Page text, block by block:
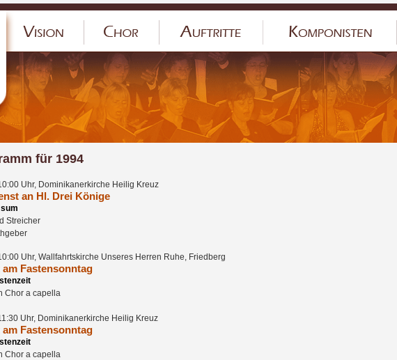
für 1994
Uhr, Dominikanerkirche Heilig Kreuz
an Hl. Drei Könige
Streicher
Uhr, Wallfahrtskirche Unseres Herren Ruhe, Friedberg
Fastensonntag
Chor a capella
Uhr, Dominikanerkirche Heilig Kreuz
Fastensonntag
Chor a capella